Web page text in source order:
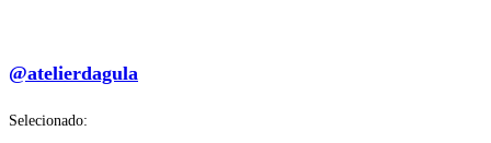
@atelierdagula
Selecionado: